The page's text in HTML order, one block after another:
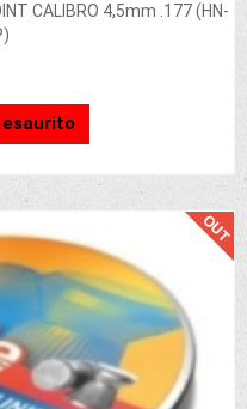
CALIBRO 4,5mm .177 (HN-